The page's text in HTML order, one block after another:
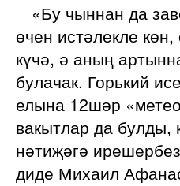
«Бу чыннан да
өчен истәлекле
күчә, ә аның
булачак. Горький
елына 12шәр
вакытлар да булды,
нәтиҗәгә
диде Михаил